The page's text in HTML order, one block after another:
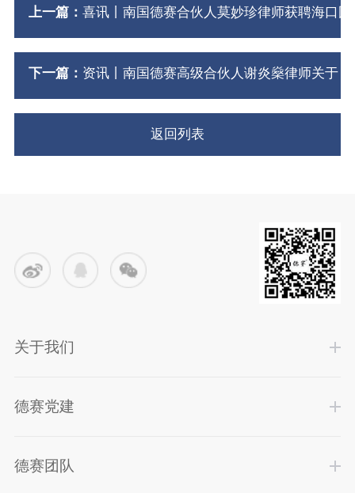
上一篇： 喜讯丨南国德赛合伙人莫妙珍律师获聘海口
下一篇： 资讯丨南国德赛高级合伙人谢炎燊律师关于
返回列表
关于我们
德赛党建
德赛团队